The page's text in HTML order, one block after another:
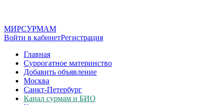
МИРСУРМАМ
Войти в кабинетРегистрация
Главная
Суррогатное материнство
Добавить объявление
Москва
Санкт-Петербург
Канал сурмам и БИО